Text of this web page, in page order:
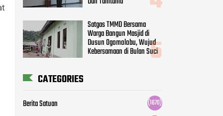
Satgas TMMD Bersama
Warga Bangun Masjid di
Dusun Ogomolobu, Wujud
Kebersamaan di Bulan Suci
CATEGORIES
Berita Satuan (1670)